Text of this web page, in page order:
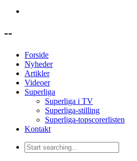
--
Forside
Nyheder
Artikler
Videoer
Superliga
Superliga i TV
Superliga-stilling
Superliga-topscorerlisten
Kontakt